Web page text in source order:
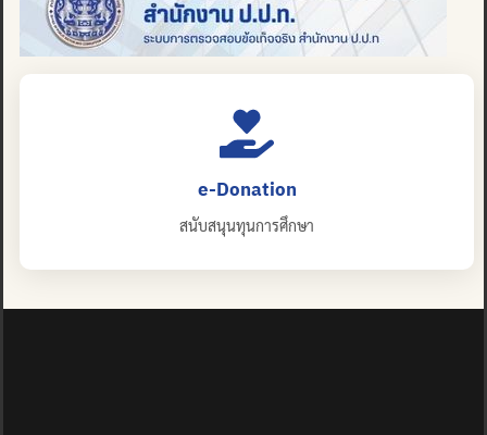
e-Donation
สนับสนุนทุนการศึกษา